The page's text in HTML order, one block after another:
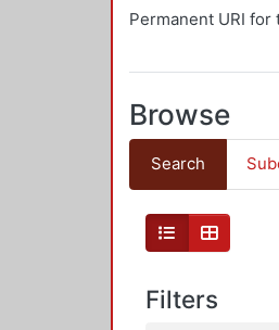
Permanent URI
Browse
Search
Filters